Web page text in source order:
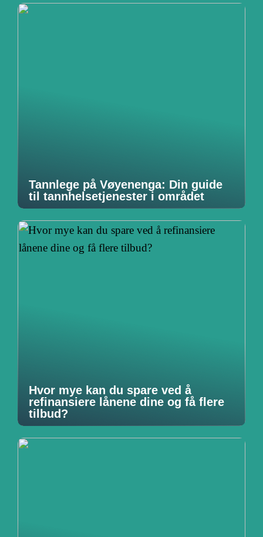
Tannlege på Vøyenenga: Din guide
til tannhelsetjenester i området
Hvor mye kan du spare ved å
refinansiere lånene dine og få flere
tilbud?